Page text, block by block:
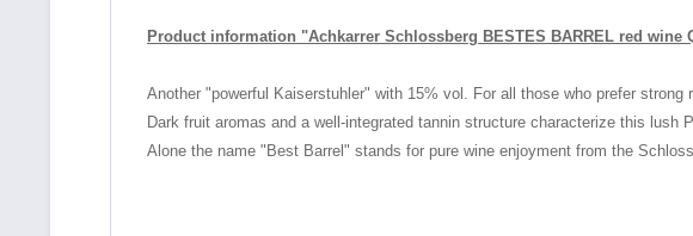
Product information "Achkarrer Schlossberg BESTES BARREL red wine
Another "powerful Kaiserstuhler" with 15% vol. For all those who prefer
Dark fruit aromas and a well-integrated tannin structure characterize this
Alone the name "Best Barrel" stands for pure wine enjoyment from the